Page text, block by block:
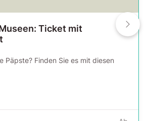
Ticket mit
Päpste? Finden Sie es mit diesen